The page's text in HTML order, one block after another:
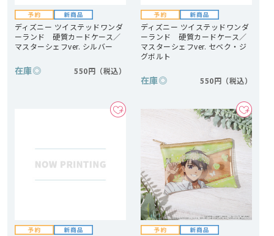
ディズニー ツイステッドワンダ
ーランド 硬質カードケース／
マスターシェフver. シルバー
在庫◎ 550円
ディズニー ツイステッドワンダ
ーランド 硬質カードケース／
マスターシェフver. セベク・ジ
グボルト
在庫◎ 550円